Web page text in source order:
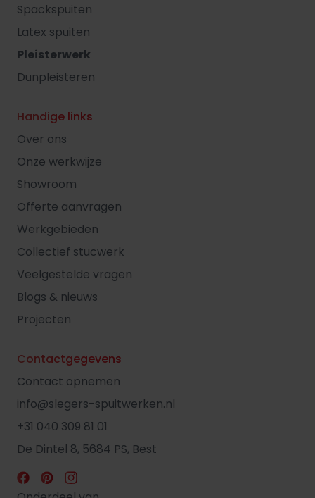
Spackspuiten
Latex spuiten
Pleisterwerk
Dunpleisteren
Handige links
Over ons
Onze werkwijze
Showroom
Offerte aanvragen
Werkgebieden
Collectief stucwerk
Veelgestelde vragen
Blogs & nieuws
Projecten
Contactgegevens
Contact opnemen
info@slegers-spuitwerken.nl
+31 040 309 81 01
De Dintel 8, 5684 PS, Best